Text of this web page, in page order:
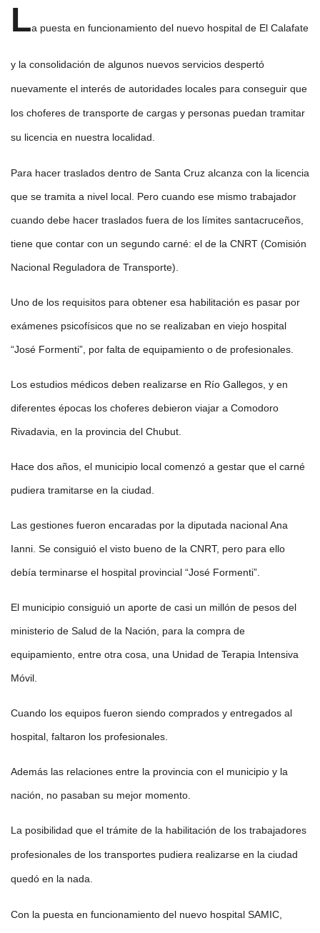
La puesta en funcionamiento del nuevo hospital de El Calafate
y la consolidación de algunos nuevos servicios despertó
nuevamente el interés de autoridades locales para conseguir que
los choferes de transporte de cargas y personas puedan tramitar
su licencia en nuestra localidad.
Para hacer traslados dentro de Santa Cruz alcanza con la licencia
que se tramita a nivel local. Pero cuando ese mismo trabajador
cuando debe hacer traslados fuera de los límites santacruceños,
tiene que contar con un segundo carné: el de la CNRT (Comisión
Nacional Reguladora de Transporte).
Uno de los requisitos para obtener esa habilitación es pasar por
exámenes psicofísicos que no se realizaban en viejo hospital
“José Formenti”, por falta de equipamiento o de profesionales.
Los estudios médicos deben realizarse en Río Gallegos, y en
diferentes épocas los choferes debieron viajar a Comodoro
Rivadavia, en la provincia del Chubut.
Hace dos años, el municipio local comenzó a gestar que el carné
pudiera tramitarse en la ciudad.
Las gestiones fueron encaradas por la diputada nacional Ana
Ianni. Se consiguió el visto bueno de la CNRT, pero para ello
debía terminarse el hospital provincial “José Formenti”.
El municipio consiguió un aporte de casi un millón de pesos del
ministerio de Salud de la Nación, para la compra de
equipamiento, entre otra cosa, una Unidad de Terapia Intensiva
Móvil.
Cuando los equipos fueron siendo comprados y entregados al
hospital, faltaron los profesionales.
Además las relaciones entre la provincia con el municipio y la
nación, no pasaban su mejor momento.
La posibilidad que el trámite de la habilitación de los trabajadores
profesionales de los transportes pudiera realizarse en la ciudad
quedó en la nada.
Con la puesta en funcionamiento del nuevo hospital SAMIC,